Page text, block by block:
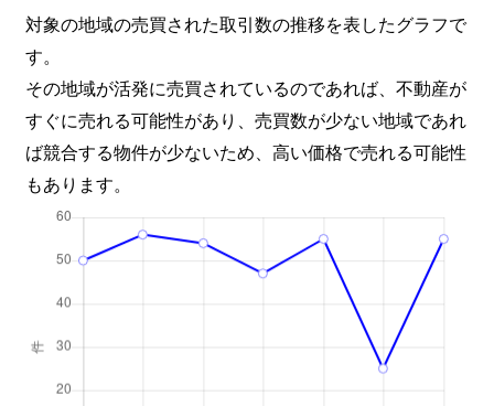
対象の地域の売買された取引数の推移を表したグラフで
す。
その地域が活発に売買されているのであれば、不動産が
すぐに売れる可能性があり、売買数が少ない地域であれ
ば競合する物件が少ないため、高い価格で売れる可能性
もあります。